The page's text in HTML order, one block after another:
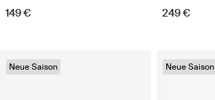
149 € 249 €
Neue Saison Neue Saison